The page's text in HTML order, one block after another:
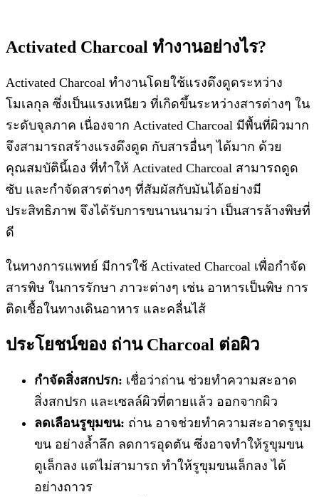
Activated Charcoal ทำงานอย่างไร?
Activated Charcoal ทำงานโดยใช้แรงดึงดูดระหว่าง
โมเลกุล ซึ่งเป็นแรงเหนียว ที่เกิดขึ้นระหว่างสารต่างๆ ใน
ระดับจุลภาค เนื่องจาก Activated Charcoal มีพื้นที่ผิวมาก
จึงสามารถสร้างแรงดึงดูด กับสารอื่นๆ ได้มาก ด้วย
คุณสมบัตินี้เอง ที่ทำให้ Activated Charcoal สามารถดูด
ซับ และกำจัดสารต่างๆ ที่สัมผัสกับมันได้อย่างมี
ประสิทธิภาพ จึงได้รับการขนานนามว่า เป็นสารล้างพิษที่
ดี
ในทางการแพทย์ มีการใช้ Activated Charcoal เพื่อกำจัด
สารพิษ ในการรักษา ภาวะต่างๆ เช่น อาหารเป็นพิษ การ
ติดเชื้อในทางเดินอาหาร และคลื่นไส้
ประโยชน์ของ ถ่าน Charcoal ต่อผิว
กำจัดสิ่งสกปรก: เชื่อว่าถ่าน ช่วยทำความสะอาด
สิ่งสกปรก และเซลล์ผิวที่ตายแล้ว ออกจากผิว
ลดเลือนรูขุมขน: ถ่าน อาจช่วยทำความสะอาดรูขุม
ขน อย่างล้ำลึก ลดการอุดตัน ซึ่งอาจทำให้รูขุมขน
ดูเล็กลง แต่ไม่สามารถ ทำให้รูขุมขนเล็กลง ได้
อย่างถาวร